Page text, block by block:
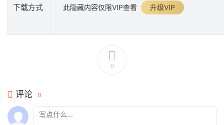
下载方式 此隐藏内容仅限VIP查看 升级VIP
0
评论 0